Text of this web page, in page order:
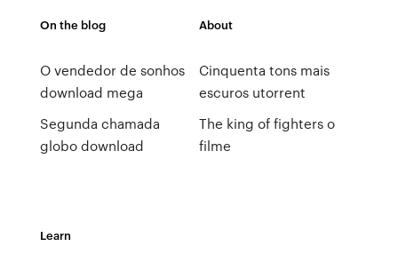
On the blog
O vendedor de sonhos
download mega
Segunda chamada
globo download
About
Cinquenta tons mais
escuros utorrent
The king of fighters o
filme
Learn